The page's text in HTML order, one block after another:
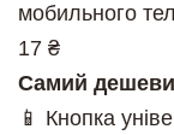
мобильного
17 ₴
Самий
📱 Кнопка